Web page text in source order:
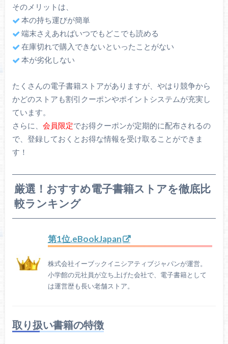
そのメリットは、
本の持ち運びが簡単
端末さえあればいつでもどこでも読める
在庫切れで購入できないといったことがない
本が劣化しない
たくさんの電子書籍ストアがありますが、やはり競争から
かどのストアも割引クーポンやポイントシステムが充実し
ています。
さらに、 会員限定でお得クーポンが定期的に配布されるの
で、登録しておくとお得な情報を受け取ることができま
す！
厳選！おすすめ電子書籍ストアを徹底比
較ランキング
第1位.eBookJapan
株式会社イーブックイニシアティブジャパンが運営。
小学館の元社員が立ち上げた会社で、電子書籍として
は運営歴も長い老舗ストア。
取り扱い書籍の特徴